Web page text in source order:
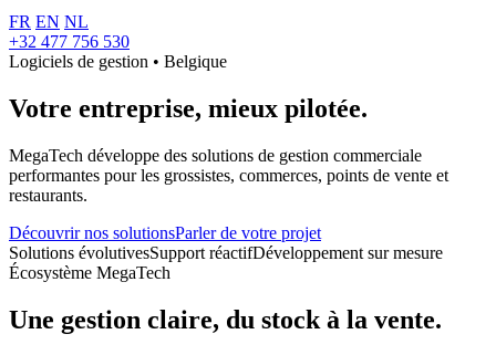
FR EN NL
+32 477 756 530
Logiciels de gestion • Belgique
Votre entreprise, mieux pilotée.
MegaTech développe des solutions de gestion commerciale
performantes pour les grossistes, commerces, points de vente et
restaurants.
Découvrir nos solutionsParler de votre projet
Solutions évolutivesSupport réactifDéveloppement sur mesure
Écosystème MegaTech
Une gestion claire, du stock à la vente.